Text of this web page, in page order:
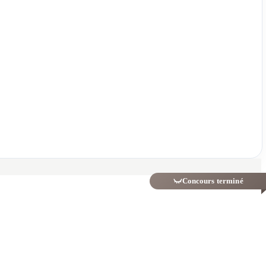
Concours terminé